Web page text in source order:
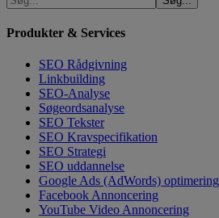
Produkter & Services
SEO Rådgivning
Linkbuilding
SEO-Analyse
Søgeordsanalyse
SEO Tekster
SEO Kravspecifikation
SEO Strategi
SEO uddannelse
Google Ads (AdWords) optimering
Facebook Annoncering
YouTube Video Annoncering